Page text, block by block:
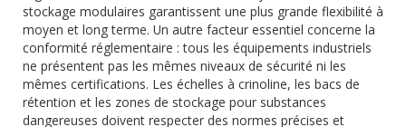
stockage modulaires garantissent une plus grande flexibilité à
moyen et long terme. Un autre facteur essentiel concerne la
conformité réglementaire : tous les équipements industriels
ne présentent pas les mêmes niveaux de sécurité ni les
mêmes certifications. Les échelles à crinoline, les bacs de
rétention et les zones de stockage pour substances
dangereuses doivent respecter des normes précises et